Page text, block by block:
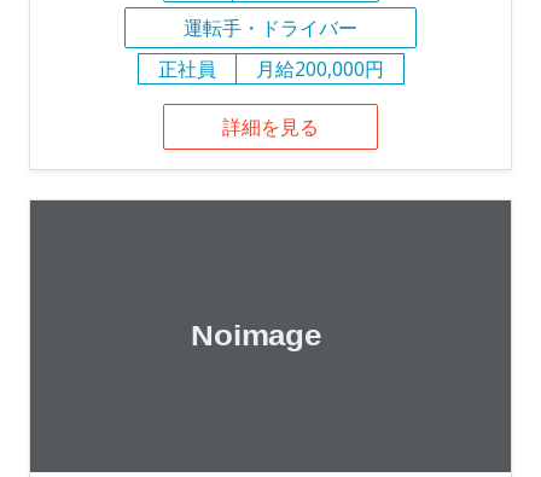
運転手・ドライバー
正社員
月給200,000円
詳細を見る